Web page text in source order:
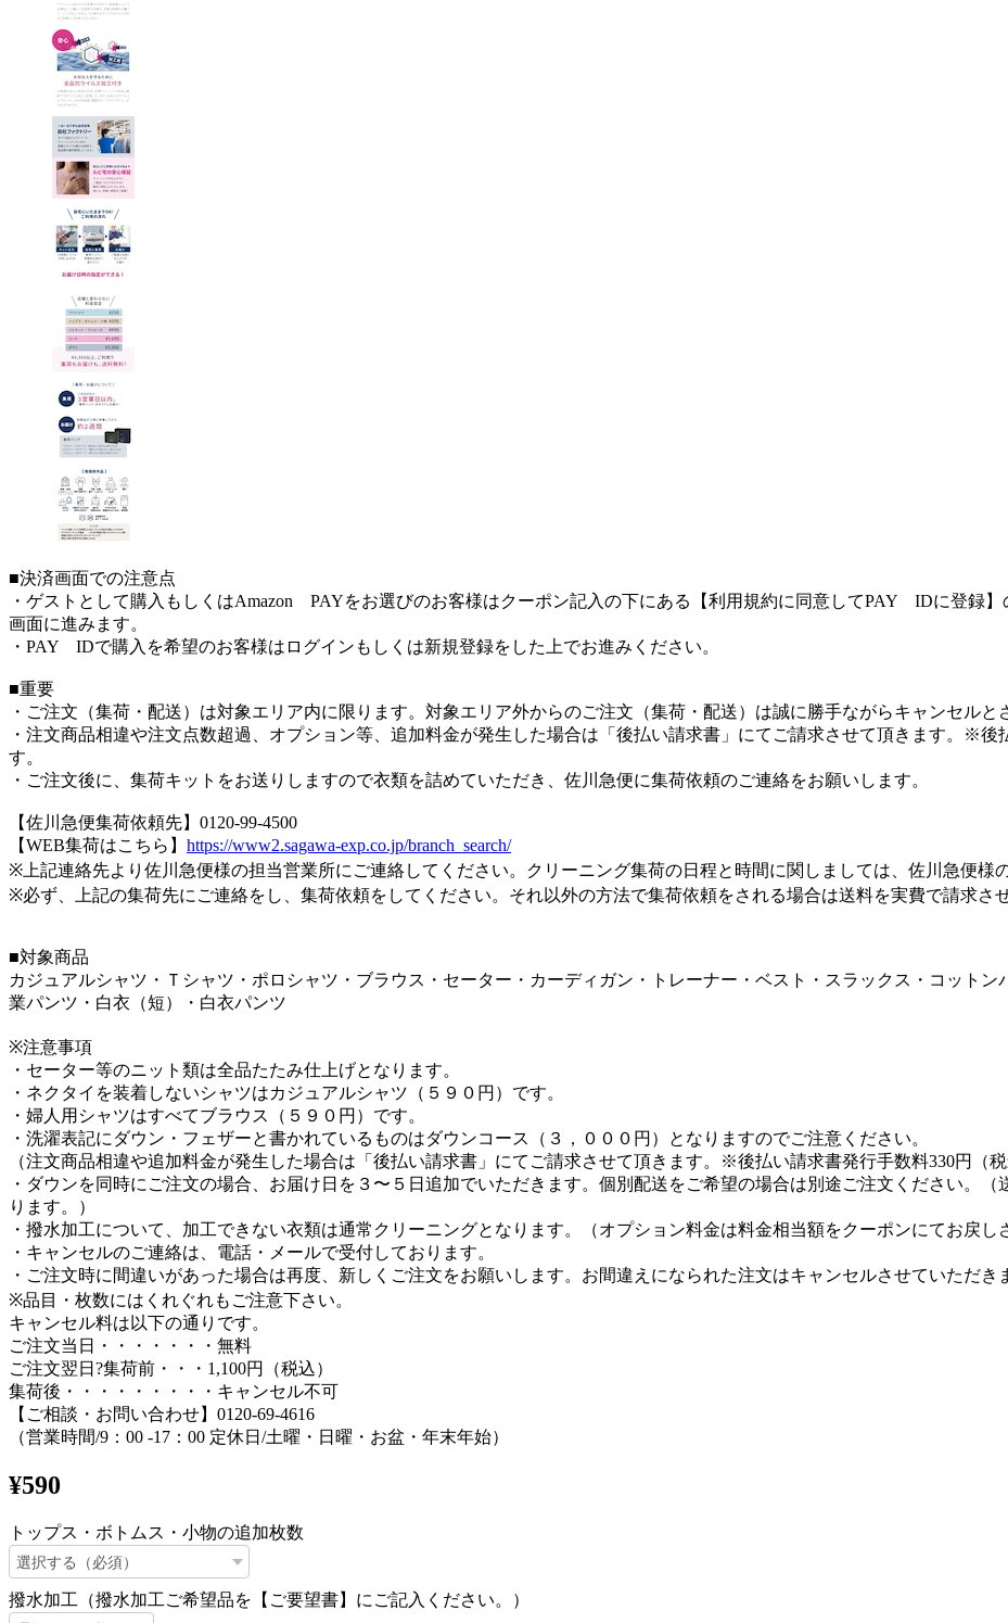
■決済画面での注意点
・ゲストとして購入もしくはAmazon PAYをお選びのお客様はクーポン記入の下にある【利用規約に同意してPAY IDに登録
画面に進みます。
・PAY IDで購入を希望のお客様はログインもしくは新規登録をした上でお進みください。
■重要
・ご注文（集荷・配送）は対象エリア内に限ります。対象エリア外からのご注文（集荷・配送）は誠に勝手ながらキャンセルと
・注文商品相違や注文点数超過、オプション等、追加料金が発生した場合は「後払い請求書」にてご請求させて頂きます。※後
す。
・ご注文後に、集荷キットをお送りしますので衣類を詰めていただき、佐川急便に集荷依頼のご連絡をお願いします。
【佐川急便集荷依頼先】0120-99-4500
【WEB集荷はこちら】 https://www2.sagawa-exp.co.jp/branch_search/
※上記連絡先より佐川急便様の担当営業所にご連絡してください。クリーニング集荷の日程と時間に関しましては、佐川急便様
※必ず、上記の集荷先にご連絡をし、集荷依頼をしてください。それ以外の方法で集荷依頼をされる場合は送料を実費で請求さ
■対象商品
カジュアルシャツ・Ｔシャツ・ポロシャツ・ブラウス・セーター・カーディガン・トレーナー・ベスト・スラックス・コット
業パンツ・白衣（短）・白衣パンツ
※注意事項
・セーター等のニット類は全品たたみ仕上げとなります。
・ネクタイを装着しないシャツはカジュアルシャツ（５９０円）です。
・婦人用シャツはすべてブラウス（５９０円）です。
・洗濯表記にダウン・フェザーと書かれているものはダウンコース（３，０００円）となりますのでご注意ください。
（注文商品相違や追加料金が発生した場合は「後払い請求書」にてご請求させて頂きます。※後払い請求書発行手数料330円（
・ダウンを同時にご注文の場合、お届け日を３〜５日追加でいただきます。個別配送をご希望の場合は別途ご注文ください。
ります。）
・撥水加工について、加工できない衣類は通常クリーニングとなります。（オプション料金は料金相当額をクーポンにてお戻し
・キャンセルのご連絡は、電話・メールで受付しております。
・ご注文時に間違いがあった場合は再度、新しくご注文をお願いします。お間違えになられた注文はキャンセルさせていただ
※品目・枚数にはくれぐれもご注意下さい。
キャンセル料は以下の通りです。
ご注文当日・・・・・・・無料
ご注文翌日?集荷前・・・1,100円（税込）
集荷後・・・・・・・・・キャンセル不可
【ご相談・お問い合わせ】0120-69-4616
（営業時間/9：00 -17：00 定休日/土曜・日曜・お盆・年末年始）
¥590
トップス・ボトムス・小物の追加枚数
撥水加工（撥水加工ご希望品を【ご要望書】にご記入ください。）